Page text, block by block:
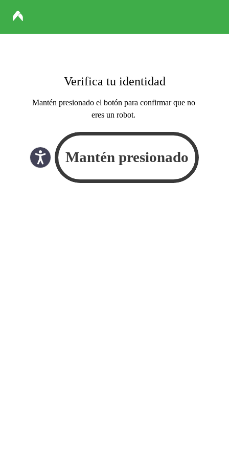
Verifica tu identidad
Mantén presionado el botón para confirmar que no
eres un robot.